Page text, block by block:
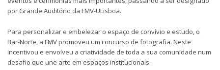
por Grande Auditório da FMV-ULisboa.
Para personalizar e embelezar o espaço de convívio e estudo, o
Bar-Norte, a FMV promoveu um concurso de fotografia. Neste
incentivou e envolveu a criatividade de toda a sua comunidade num
desafio que une arte em espaços institucionais.